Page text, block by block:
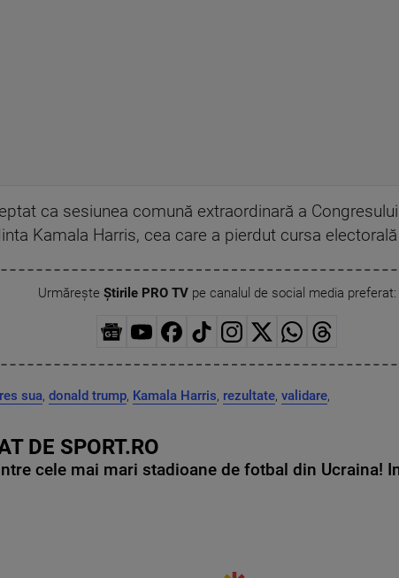
ca sesiunea comună extraordinară a
Kamala Harris, cea care a pierdut cursa
Urmărește Știrile PRO TVpe canalul de social media preferat:
sua, donald trump, Kamala Harris, rezultate, validare,
DE SPORT.RO
cele mai mari stadioane de fotbal din Ucraina!